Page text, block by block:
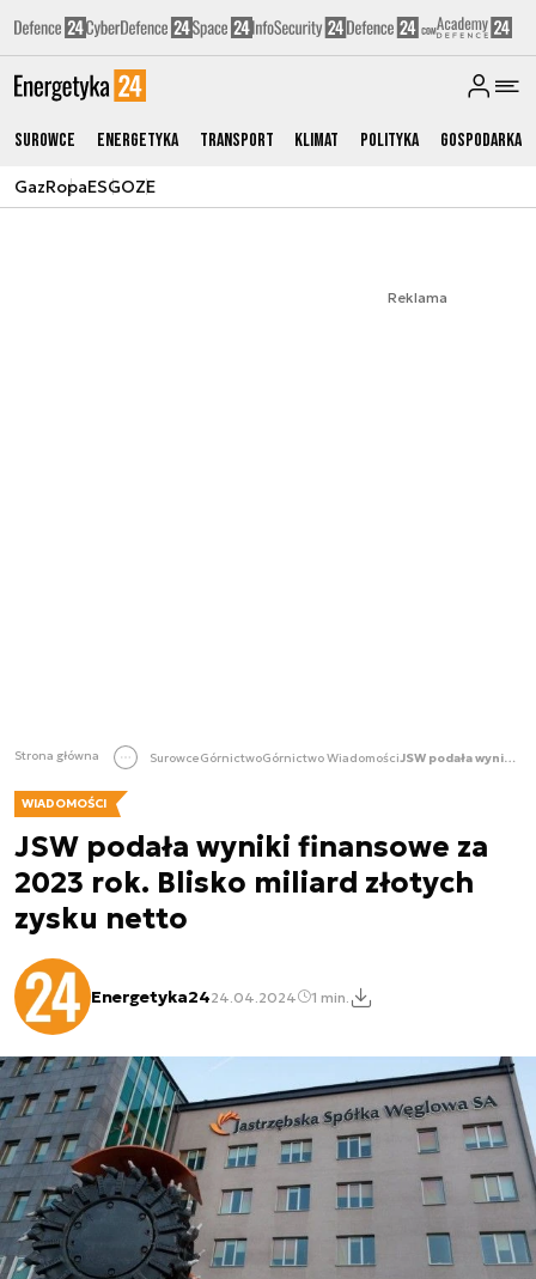
Surowce Energetyka Transport Klimat Polityka Gospodarka
GazRopaESGOZE
Reklama
Strona główna SurowceGórnictwoGórnictwo Wiadomości JSW podała wyniki finansowe za 2023 rok. Blisko miliard złotych zysku netto
WIADOMOŚCI
JSW podała wyniki finansowe za
2023 rok. Blisko miliard złotych
zysku netto
Energetyka2424.04.2024 1 min.